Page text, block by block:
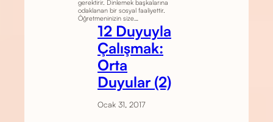
gerektirir. Dinlemek başkalarına
odaklanan bir sosyal faaliyettir.
Öğretmeninizin size…
12 Duyuyla
Çalışmak:
Orta
Duyular (2)
Ocak 31, 2017